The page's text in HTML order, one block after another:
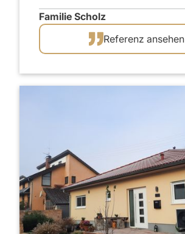
Familie Scholz
Referenz ansehen